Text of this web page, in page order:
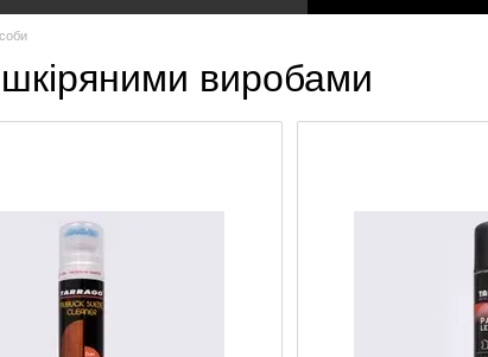
виробами